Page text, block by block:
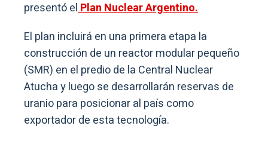
presentó elPlan Nuclear Argentino.
El plan incluirá en una primera etapa la
construcción de un reactor modular pequeño
(SMR) en el predio de la Central Nuclear
Atucha y luego se desarrollarán reservas de
uranio para posicionar al país como
exportador de esta tecnología.